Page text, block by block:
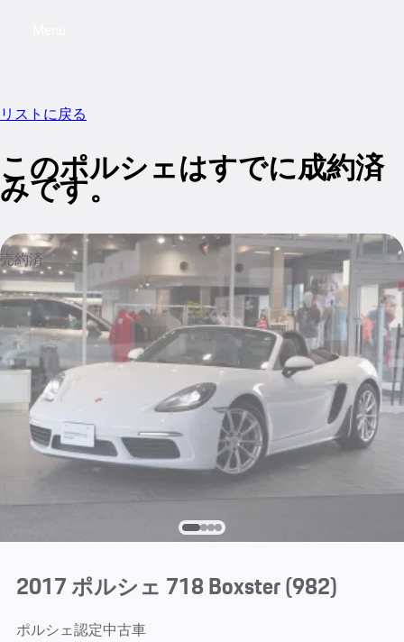
リストに戻る
このポルシェはすでに成約済
みです。
売約済
2017 ポルシェ 718 Boxster(982)
ポルシェ認定中古車